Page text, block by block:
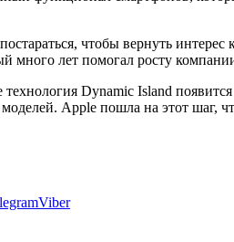
чтобы вернуть
много лет помогал росту
Dynamic Island
Apple пошла на этот
Viber